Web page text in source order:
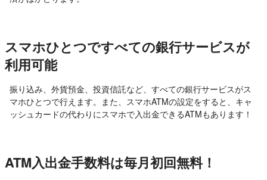
スマホひとつですべての銀行サービスが
利用可能
振り込み、外貨預金、投資信託など、すべての銀行サービスがス
マホひとつで行えます。また、スマホATMの設定をすると、キャ
ッシュカードの代わりにスマホで入出金できるATMもあります！
ATM入出金手数料は毎月初回無料！